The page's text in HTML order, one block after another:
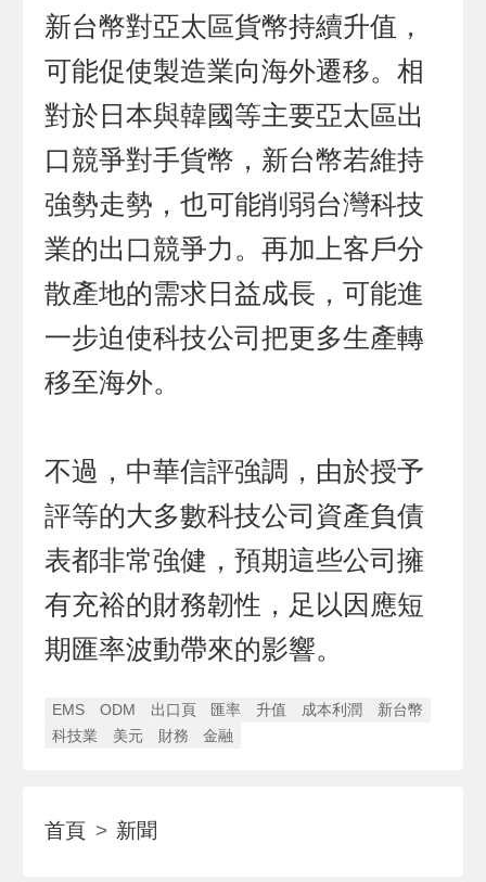
新台幣對亞太區貨幣持續升值，
可能促使製造業向海外遷移。相
對於日本與韓國等主要亞太區出
口競爭對手貨幣，新台幣若維持
強勢走勢，也可能削弱台灣科技
業的出口競爭力。再加上客戶分
散產地的需求日益成長，可能進
一步迫使科技公司把更多生產轉
移至海外。
不過，中華信評強調，由於授予
評等的大多數科技公司資產負債
表都非常強健，預期這些公司擁
有充裕的財務韌性，足以因應短
期匯率波動帶來的影響。
EMS ODM 出口頁 匯率 升值 成本利潤
新台幣
科技業
美元 財務 金融
首頁 新聞